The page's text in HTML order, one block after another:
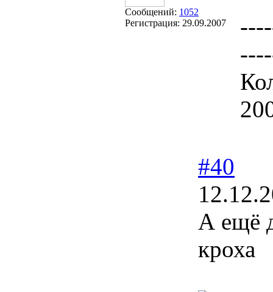
Сообщений: 1052
Регистрация: 29.09.2007
#40
А ещё
кроха